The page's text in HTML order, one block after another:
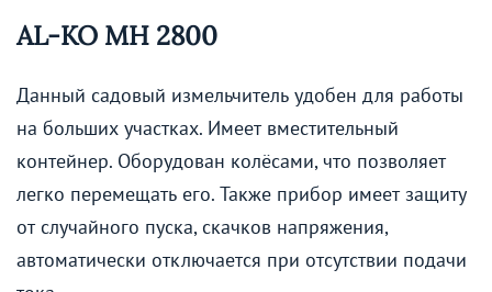
AL-KO MH 2800
Данный садовый измельчитель удобен для работы
на больших участках. Имеет вместительный
контейнер. Оборудован колёсами, что позволяет
легко перемещать его. Также прибор имеет защиту
от случайного пуска, скачков напряжения,
автоматически отключается при отсутствии подачи